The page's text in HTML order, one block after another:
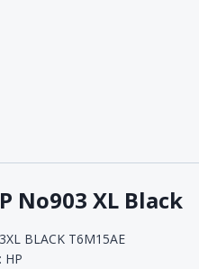
No903 XL Black
BLACK T6M15AE